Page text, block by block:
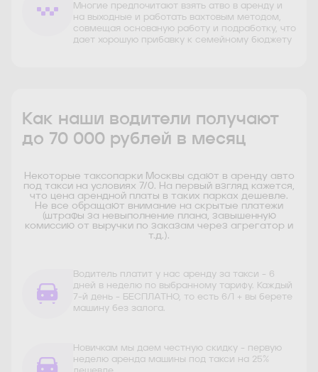
Многие предпочитают взять атво в аренду и
на выходные и работать вахтовым методом,
совмещая основаную работу и подработку, что
дает хорошую прибавку к семейному бюджету
Как наши водители получают
до 70 000 рублей в месяц
Некоторые таксопарки Москвы сдают в аренду авто
под такси на условиях 7/0. На первый взгляд кажется,
что цена арендной платы в таких парках дешевле.
Не все обращают внимание на скрытые платежи
(штрафы за невыполнение плана, завышенную
комиссию от выручки по заказам через агрегатор и
т.д.).
Водитель платит у нас аренду за такси - 6
дней в неделю по выбранному тарифу. Каждый
7-й день - БЕСПЛАТНО, то есть 6/1 + вы берете
машину без залога.
Новичкам мы даем честную скидку - первую
неделю аренда машины под такси на 25%